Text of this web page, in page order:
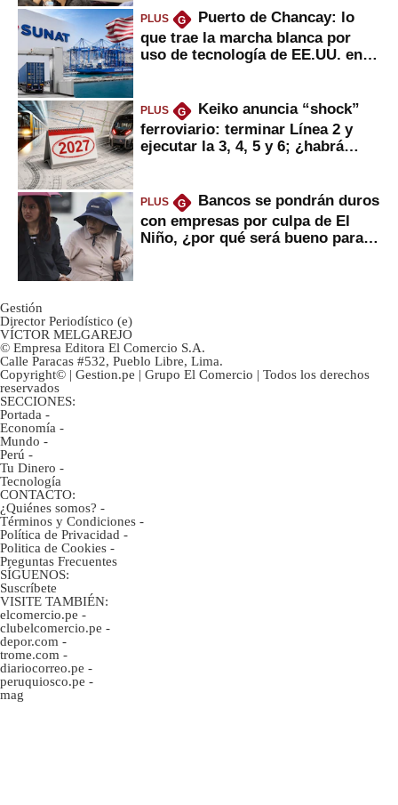
PLUS G
Puerto de Chancay: lo
que trae la marcha blanca por
uso de tecnología de EE.UU. en
PLUS G
Keiko anuncia “shock”
ferroviario: terminar Línea 2 y
ejecutar la 3, 4, 5 y 6; ¿habrá
PLUS G
Bancos se pondrán duros
con empresas por culpa de El
Niño, ¿por qué será bueno para
Gestión
Director Periodístico (e)
VÍCTOR MELGAREJO
© Empresa Editora El Comercio S.A.
Calle Paracas #532, Pueblo Libre, Lima.
Copyright© | Gestion.pe | Grupo El Comercio | Todos los derechos
reservados
SECCIONES:
Portada -
Economía -
Mundo -
Perú -
Tu Dinero -
Tecnología
CONTACTO:
¿Quiénes somos? -
Términos y Condiciones -
Política de Privacidad -
Politica de Cookies -
Preguntas Frecuentes
SÍGUENOS:
Suscríbete
VISITE TAMBIÉN:
elcomercio.pe -
clubelcomercio.pe -
depor.com -
trome.com -
diariocorreo.pe -
peruquiosco.pe -
mag